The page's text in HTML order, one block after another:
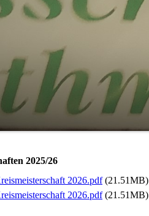
2025/26
2026.pdf(21.51MB)
2026.pdf(21.51MB)